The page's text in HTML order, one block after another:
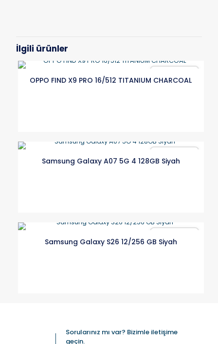
İlgili ürünler
OPPO FIND X9 PRO 16/512 TITANIUM CHARCOAL
Samsung Galaxy A07 5G 4 128GB Siyah
Samsung Galaxy S26 12/256 GB Siyah
Sorularınız mı var? Bizimle iletişime
geçin.